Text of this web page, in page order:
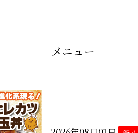
メニュー